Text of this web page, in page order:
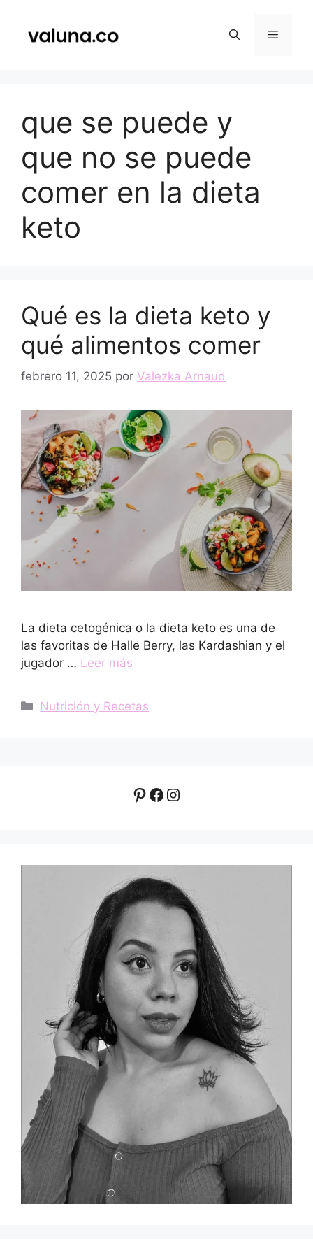
contenido
Menú
que se puede y
que no se puede
comer en la dieta
keto
Qué es la dieta keto y
qué alimentos comer
febrero 11, 2025 por Valezka Arnaud
La dieta cetogénica o la dieta keto es una de
las favoritas de Halle Berry, las Kardashian y el
jugador … Leer más
Categorías
Nutrición y Recetas
Pinterest
Facebook
Instagram